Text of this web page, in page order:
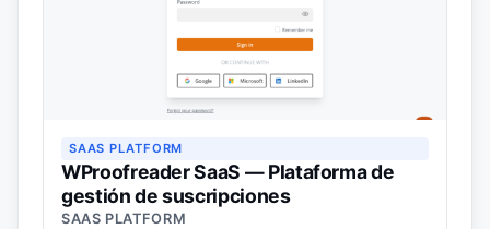
SAAS PLATFORM
WProofreader SaaS — Plataforma de
gestión de suscripciones
SAAS PLATFORM